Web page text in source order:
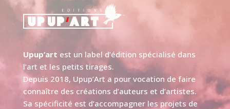
Upup’art est un label d’édition spécialisé dans
l’art et les petits tirages.
Depuis 2018, Upup’Art a pour vocation de faire
connaître des créations d’auteurs et d’artistes.
Sa spécificité est d’accompagner les projets de